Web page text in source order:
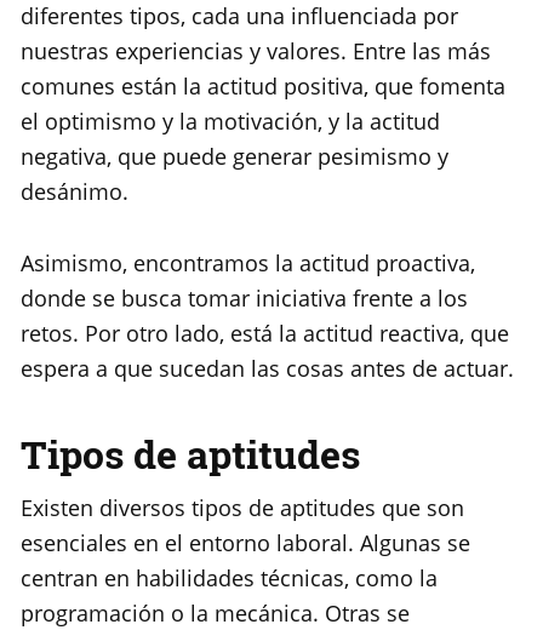
diferentes tipos, cada una influenciada por
nuestras experiencias y valores. Entre las más
comunes están la actitud positiva, que fomenta
el optimismo y la motivación, y la actitud
negativa, que puede generar pesimismo y
desánimo.
Asimismo, encontramos la actitud proactiva,
donde se busca tomar iniciativa frente a los
retos. Por otro lado, está la actitud reactiva, que
espera a que sucedan las cosas antes de actuar.
Tipos de aptitudes
Existen diversos tipos de aptitudes que son
esenciales en el entorno laboral. Algunas se
centran en habilidades técnicas, como la
programación o la mecánica. Otras se